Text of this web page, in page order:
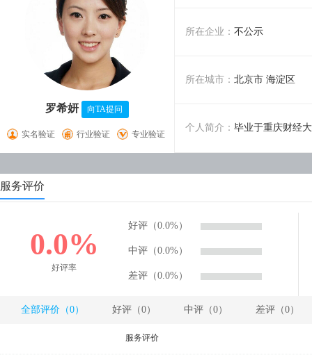
罗希妍 向TA提问
实名验证 行业验证 专业验证
所在企业： 不公示
所在城市： 北京市 海淀区
个人简介： 毕业于重庆财经
服务评价
0.0%
好评率
好评（0.0%）
中评（0.0%）
差评（0.0%）
全部评价（0） 好评（0） 中评（0） 差评（0）
服务评价